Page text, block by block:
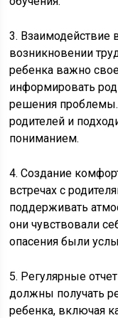
3. Взаимодействие
возникновении
ребенка важно
информировать
решения
родителей и
пониманием.
4. Создание
встречах с
поддерживать
они чувствовали
опасения были
5. Регулярные
должны получать
ребенка, включая